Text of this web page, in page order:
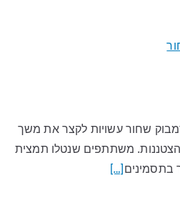
שחור עשויות לקצר את משך
משתתפים שנטלו תמצית
בתסמינים[…]